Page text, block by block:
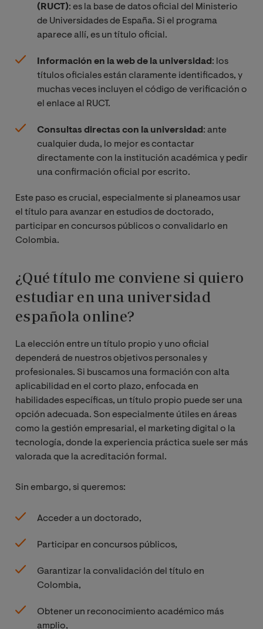
(RUCT): es la base de datos oficial del Ministerio
de Universidades de España. Si el programa
aparece allí, es un título oficial.
Información en la web de la universidad: los
títulos oficiales están claramente identificados, y
muchas veces incluyen el código de verificación o
el enlace al RUCT.
Consultas directas con la universidad: ante
cualquier duda, lo mejor es contactar
directamente con la institución académica y pedir
una confirmación oficial por escrito.
Este paso es crucial, especialmente si planeamos usar
el título para avanzar en estudios de doctorado,
participar en concursos públicos o convalidarlo en
Colombia.
¿Qué título me conviene si quiero
estudiar en una universidad
española online?
La elección entre un título propio y uno oficial
dependerá de nuestros objetivos personales y
profesionales. Si buscamos una formación con alta
aplicabilidad en el corto plazo, enfocada en
habilidades específicas, un título propio puede ser una
opción adecuada. Son especialmente útiles en áreas
como la gestión empresarial, el marketing digital o la
tecnología, donde la experiencia práctica suele ser más
valorada que la acreditación formal.
Sin embargo, si queremos:
Acceder a un doctorado,
Participar en concursos públicos,
Garantizar la convalidación del título en
Colombia,
Obtener un reconocimiento académico más
amplio,